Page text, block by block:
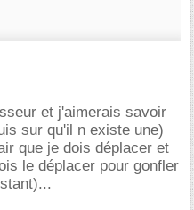
et j'aimerais savoir
sur qu'il n existe une)
que je dois déplacer et
le déplacer pour gonfler